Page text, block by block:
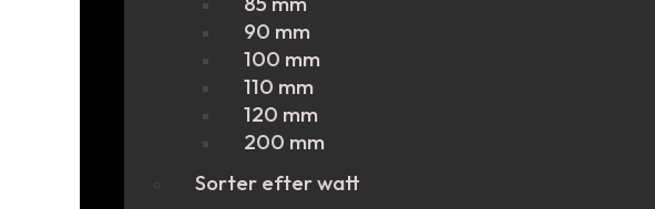
90 mm
100 mm
110 mm
120 mm
200 mm
Sorter efter watt